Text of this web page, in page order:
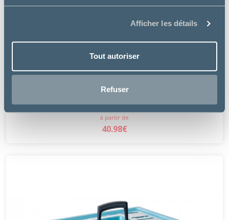
Afficher les détails
Tout autoriser
Refuser
Bobby
à partir de
40.98€